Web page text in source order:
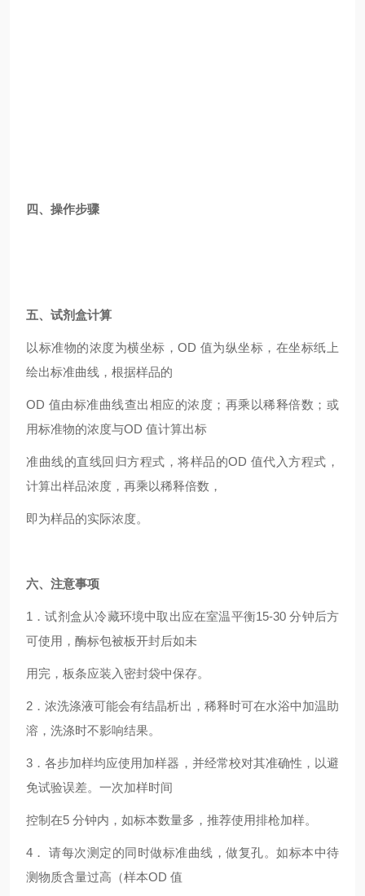
四、操作步骤
五、试剂盒计算
以标准物的浓度为横坐标，OD 值为纵坐标，在坐标纸上
绘出标准曲线，根据样品的
OD 值由标准曲线查出相应的浓度；再乘以稀释倍数；或
用标准物的浓度与OD 值计算出标
准曲线的直线回归方程式，将样品的OD 值代入方程式，
计算出样品浓度，再乘以稀释倍数，
即为样品的实际浓度。
六、注意事项
1 ．试剂盒从冷藏环境中取出应在室温平衡15-30 分钟后方
可使用，酶标包被板开封后如未
用完，板条应装入密封袋中保存。
2 ．浓洗涤液可能会有结晶析出，稀释时可在水浴中加温助
溶，洗涤时不影响结果。
3 ．各步加样均应使用加样器，并经常校对其准确性，以避
免试验误差。一次加样时间
控制在5 分钟内，如标本数量多，推荐使用排枪加样。
4 ． 请每次测定的同时做标准曲线，做复孔。如标本中待
测物质含量过高（样本OD 值